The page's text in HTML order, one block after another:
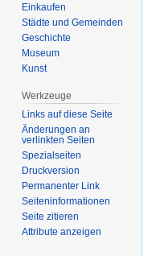
Einkaufen
Städte und Gemeinden
Geschichte
Museum
Kunst
Werkzeuge
Links auf diese Seite
Änderungen an
verlinkten Seiten
Spezialseiten
Druckversion
Permanenter Link
Seiten­­informationen
Seite zitieren
Attribute anzeigen